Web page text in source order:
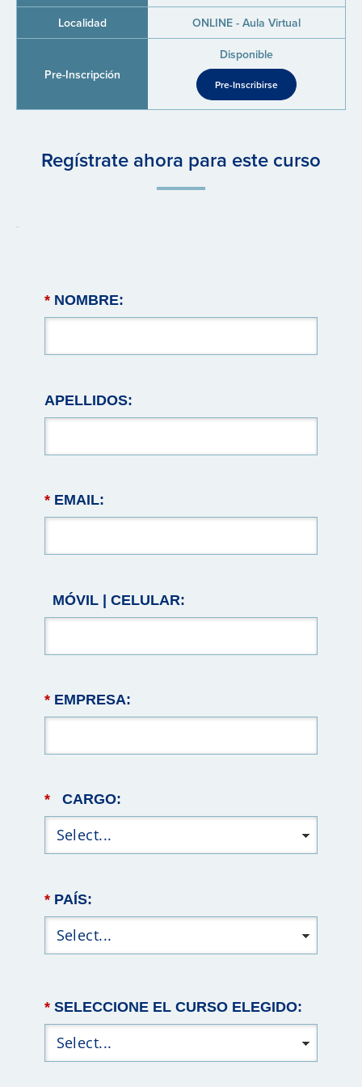
ONLINE - Aula Virtual
Disponible
Pre-Inscribirse
Regístrate ahora para este curso
* NOMBRE:
APELLIDOS:
* EMAIL:
MÓVIL | CELULAR:
* EMPRESA:
* CARGO:
* PAÍS:
* SELECCIONE EL CURSO ELEGIDO: